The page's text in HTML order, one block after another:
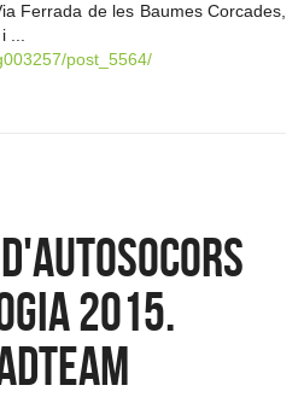
Ferrada de les Baumes Corcades,
post_5564/
2015.